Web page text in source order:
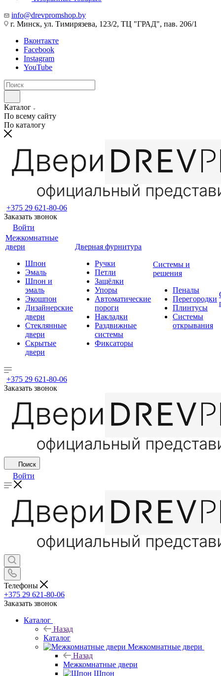
info@drevpromshop.by
г. Минск, ул. Тимирязева, 123/2, ТЦ "ГРАД", пав. 206/1
Вконтакте
Facebook
Instagram
YouTube
Каталог
По всему сайту
По каталогу
+375 29 621-80-06
Заказать звонок
Войти
Межкомнатные
двери
Шпон
Эмаль
Шпон и
эмаль
Экошпон
Дизайнерские
двери
Стеклянные
двери
Скрытые
двери
Дверная фурнитура
Ручки
Петли
Защёлки
Упоры
Автоматические
пороги
Накладки
Раздвижные
системы
Фиксаторы
Системы и
решения
Пеналы
Перегородки
Плинтусы
Системы
открывания
+375 29 621-80-06
Заказать звонок
Поиск
Войти
Телефоны
+375 29 621-80-06
Заказать звонок
Каталог
Назад
Каталог
Межкомнатные двери
Назад
Межкомнатные двери
Шпон